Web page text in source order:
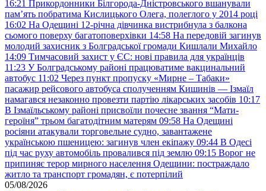
16:21 Прикордонники Білгорода-Дністровського вшанували
пам’ять побратима Кислицького Олега, полеглого у 2014 році
16:02 На Одещині 12-річна дівчинка вистрибнула з балкона
сьомого поверху багатоповерхівки 14:58 На передовій загинув
молодий захисник з Болградської громади Кишлали Михайло
14:09 Тимчасовий захист у ЄС: нові правила для українців
11:23 У Болградському районі працюватиме вакцинальний
автобус 11:02 Через пункт пропуску «Мирне – Табаки»
пасажир рейсового автобуса сполученням Кишинів — Ізмаїл
намагався незаконно провезти партію лікарських засобів 10:17
В Ізмаїльському районі присвоїли почесне звання “Мати-
героїня” трьом багатодітним матерям 09:58 На Одещині
росіяни атакували торговельне судно, завантажене
українською пшеницею: загинув член екіпажу 09:44 В Одесі
під час руху автомобіль провалився під землю 09:15 Ворог не
припиняє терор мирного населення Одещини: постраждало
житло та транспорт громадян, є потерпілий
05/08/2026